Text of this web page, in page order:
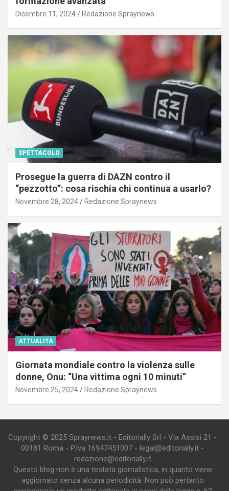
Dicembre 11, 2024 Redazione Spraynews
SPETTACOLO
Prosegue la guerra di DAZN contro il
“pezzotto”: cosa rischia chi continua a usarlo?
Novembre 28, 2024 Redazione Spraynews
ATTUALITÀ
Giornata mondiale contro la violenza sulle
donne, Onu: “Una vittima ogni 10 minuti”
Novembre 25, 2024 Redazione Spraynews
Copyright © 2025 Spraynews.it - Editorially Srl - Via Assisi 21 -
00181 Roma - P.Iva 16947451007 - legal@editorially.it -
redazione@editorially.it
Questo blog non è una testata giornalistica, in quanto viene
aggiornato senza alcuna periodicità. Non può pertanto